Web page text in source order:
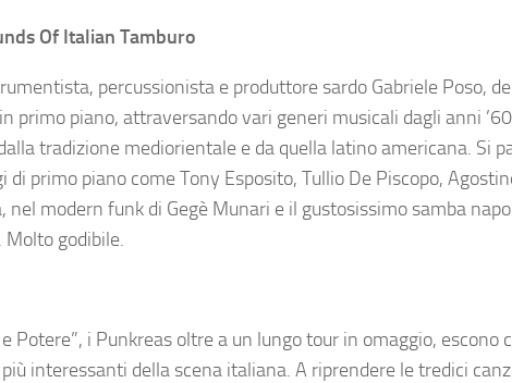
Of Italian Tamburo
percussionista e produttore sardo Gabriele Poso,
primo piano, attraversando vari generi musicali dagli anni
tradizione mediorientale e da quella latino americana. Si
primo piano come Tony Esposito, Tullio De Piscopo,
nel modern funk di Gegè Munari e il gustosissimo samba
Molto godibile.
Potere”, i Punkreas oltre a un lungo tour in omaggio, escono
interessanti della scena italiana. A riprendere le tredici